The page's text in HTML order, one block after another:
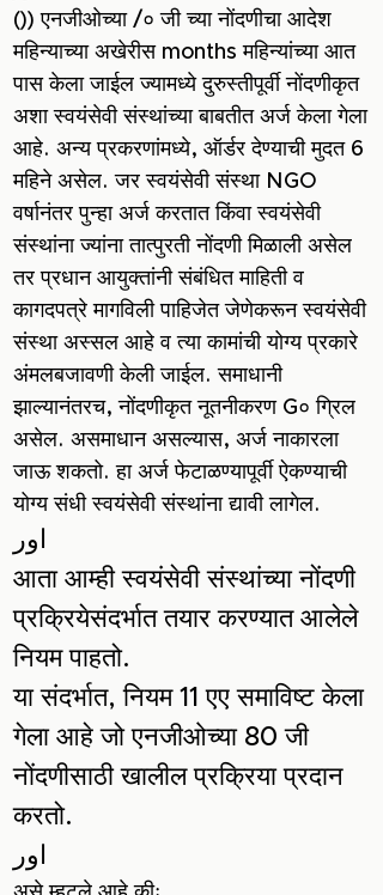
()) एनजीओच्या /० जी च्या नोंदणीचा ​​आदेश
महिन्याच्या अखेरीस months महिन्यांच्या आत
पास केला जाईल ज्यामध्ये दुरुस्तीपूर्वी नोंदणीकृत
अशा स्वयंसेवी संस्थांच्या बाबतीत अर्ज केला गेला
आहे. अन्य प्रकरणांमध्ये, ऑर्डर देण्याची मुदत 6
महिने असेल. जर स्वयंसेवी संस्था NGO
वर्षानंतर पुन्हा अर्ज करतात किंवा स्वयंसेवी
संस्थांना ज्यांना तात्पुरती नोंदणी मिळाली असेल
तर प्रधान आयुक्तांनी संबंधित माहिती व
कागदपत्रे मागविली पाहिजेत जेणेकरून स्वयंसेवी
संस्था अस्सल आहे व त्या कामांची योग्य प्रकारे
अंमलबजावणी केली जाईल. समाधानी
झाल्यानंतरच, नोंदणीकृत नूतनीकरण G० ग्रिल
असेल. असमाधान असल्यास, अर्ज नाकारला
जाऊ शकतो. हा अर्ज फेटाळण्यापूर्वी ऐकण्याची
योग्य संधी स्वयंसेवी संस्थांना द्यावी लागेल.
اور
आता आम्ही स्वयंसेवी संस्थांच्या नोंदणी
प्रक्रियेसंदर्भात तयार करण्यात आलेले
नियम पाहतो.
या संदर्भात, नियम 11 एए समाविष्ट केला
गेला आहे जो एनजीओच्या 80 जी
नोंदणीसाठी खालील प्रक्रिया प्रदान
करतो.
اور